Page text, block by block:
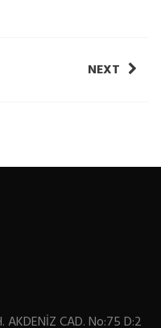
NEXT
AKDENİZ CAD. No:75 D:2